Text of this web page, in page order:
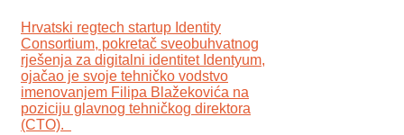
Hrvatski regtech startup Identity
Consortium, pokretač sveobuhvatnog
rješenja za digitalni identitet Identyum,
ojаčao je svoje tehničko vodstvo
imenovanjem Filipa Blažekovića na
poziciju glavnog tehničkog direktora
(CTO).